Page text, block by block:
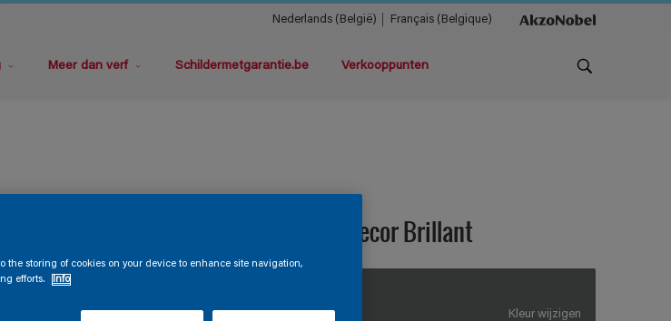
Nederlands (België) Français (Belgique)
Meer dan verf Schildermetgarantie.be Verkooppunten
Steloxine Decor Brillant
Kleur wijzigen
the storing of cookies on your device to enhance site navigation,
efforts.
Info